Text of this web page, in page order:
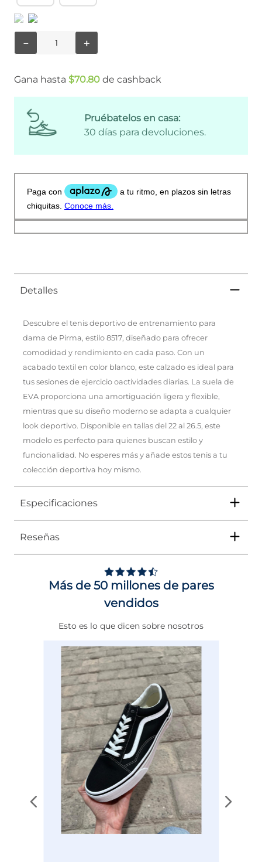
＋
－
Gana hasta $70.80 de cashback
Pruébatelos en casa:
30 días para devoluciones.
Detalles
Descubre el tenis deportivo de entrenamiento para
dama de Pirma, estilo 8517, diseñado para ofrecer
comodidad y rendimiento en cada paso. Con un
acabado textil en color blanco, este calzado es ideal para
tus sesiones de ejercicio oactividades diarias. La suela de
EVA proporciona una amortiguación ligera y flexible,
mientras que su diseño moderno se adapta a cualquier
look deportivo. Disponible en tallas del 22 al 26.5, este
modelo es perfecto para quienes buscan estilo y
funcionalidad. No esperes más y añade estos tenis a tu
colección deportiva hoy mismo.
Especificaciones
Tipo
Género Mujer
DE 0 A 4 cms
NORMAL
BLANCO
ENTRENAMIENTO
Reseñas
Más de 50 millones de pares
vendidos
Esto es lo que dicen sobre nosotros